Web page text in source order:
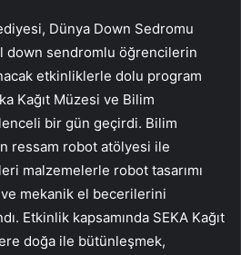
Dünya Down Sedromu
down sendromlu öğrencilerin
etkinliklerle dolu program
Kağıt Müzesi ve Bilim
bir gün geçirdi. Bilim
ressam robot atölyesi ile
malzemelerle robot tasarımı
mekanik el becerilerini
Etkinlik kapsamında SEKA Kağıt
doğa ile bütünleşmek,